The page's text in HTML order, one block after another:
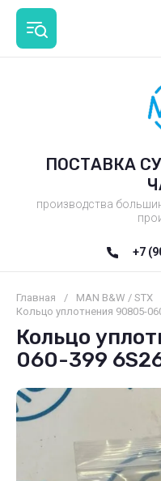
ПОСТАВКА
производства
+7
Главная / MAN B&W / STX
Кольцо уплотнения 90805-
Кольцо
060-399